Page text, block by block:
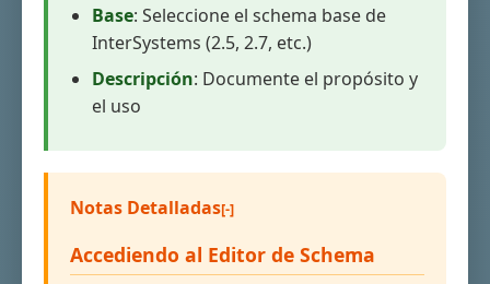
Base: Seleccione el schema base de
InterSystems (2.5, 2.7, etc.)
Descripción: Documente el propósito y
el uso
Notas Detalladas
Accediendo al Editor de Schema